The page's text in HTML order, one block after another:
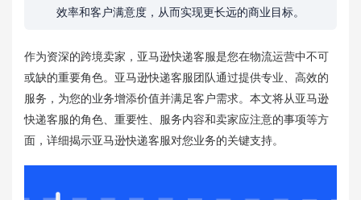
效率和客户满意度，从而实现更长远的商业目标。
作为资深的跨境卖家，亚马逊快递客服是您在物流运营中不可
或缺的重要角色。亚马逊快递客服团队通过提供专业、高效的
服务，为您的业务增添价值并满足客户需求。本文将从亚马逊
快递客服的角色、重要性、服务内容和卖家应注意的事项等方
面，详细揭示亚马逊快递客服对您业务的关键支持。